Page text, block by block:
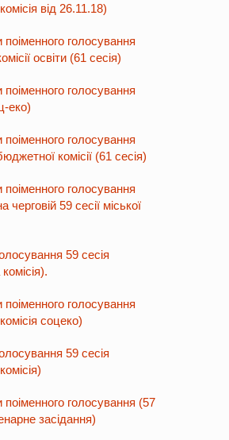
від 26.11.18)
поіменного голосування
освіти (61 сесія)
поіменного голосування
еко)
поіменного голосування
комісії (61 сесія)
поіменного голосування
черговій 59 сесії міської
59 сесія
поіменного голосування
соцеко)
59 сесія
поіменного голосування (57
засідання)